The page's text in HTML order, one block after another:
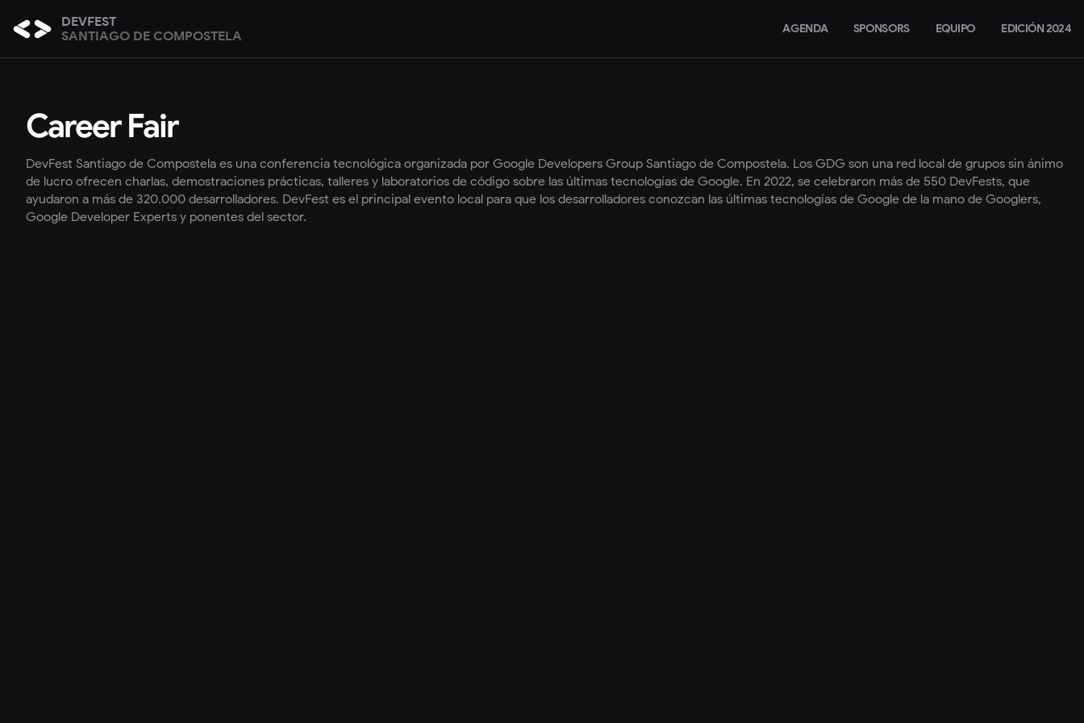
DEVFEST
SANTIAGO DE COMPOSTELA
AGENDA SPONSORS EQUIPO EDICIÓN 2024
Career Fair
DevFest Santiago de Compostela es una conferencia tecnológica organizada por Google Developers Group Santiago de Compostela. Los GDG son una red local de grupos sin ánimo
de lucro ofrecen charlas, demostraciones prácticas, talleres y laboratorios de código sobre las últimas tecnologías de Google. En 2022, se celebraron más de 550 DevFests, que
ayudaron a más de 320.000 desarrolladores. DevFest es el principal evento local para que los desarrolladores conozcan las últimas tecnologías de Google de la mano de Googlers,
Google Developer Experts y ponentes del sector.